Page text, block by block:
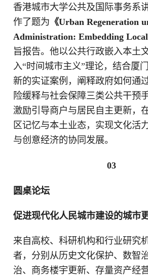
香港城市大学公共及国际事务系
作了题为 《Urban Regeneration
Administration: Embedding Local
旨报告。他以公共行政嵌入本土
入“时间城市主义”理论，结合厦
新的实证案例，阐释政府如何通
险缓释与社会保障三类公共干预
激励引导商户与居民自主更新，
区记忆与本土业态，实现文化活
与创意经济的协同发展。
03
圆桌论坛
促进现代化人民城市建设的城市
来自高校、科研机构和行业研究
者，分别从历史文化保护、数智
治、商务楼宇更新、存量资产经